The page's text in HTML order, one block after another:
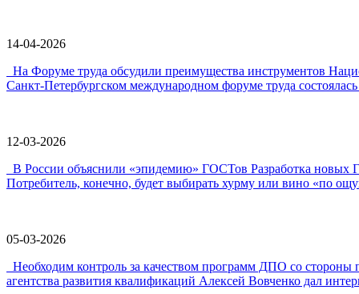
14-04-2026
На Форуме труда обсудили преимущества инструментов
Санкт-Петербургском международном форуме труда
12-03-2026
В России объяснили «эпидемию» ГОСТов Разработка новых
Потребитель, конечно, будет выбирать хурму или вино «по
05-03-2026
Необходим контроль за качеством программ ДПО со
агентства развития квалификаций Алексей Вовченко дал